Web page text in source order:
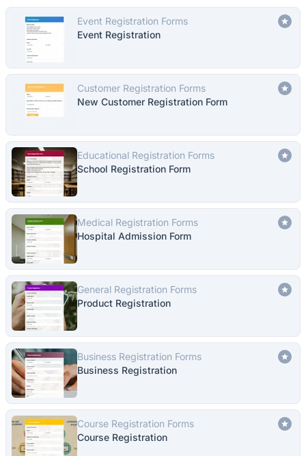
Event Registration Forms
Event Registration
Customer Registration Forms
New Customer Registration Form
Educational Registration Forms
School Registration Form
Medical Registration Forms
Hospital Admission Form
General Registration Forms
Product Registration
Business Registration Forms
Business Registration
Course Registration Forms
Course Registration